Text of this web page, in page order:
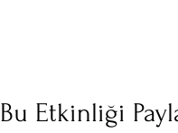
Bu Etkinliği